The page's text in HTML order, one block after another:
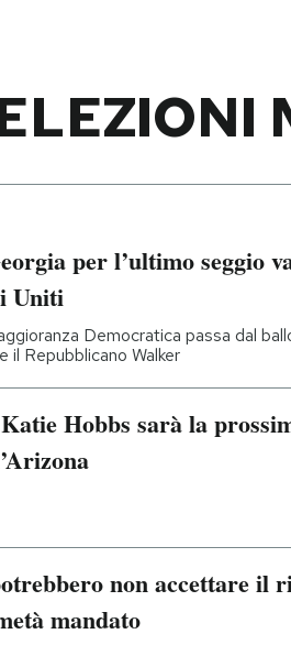
per l’ultimo seggio
Uniti
Democratica passa dal
il Repubblicano Walker
Hobbs sarà la
non accettare il
mandato